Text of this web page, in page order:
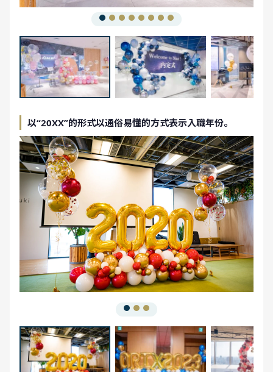
以“20XX”的形式以通俗易懂的方式表示入職年份。